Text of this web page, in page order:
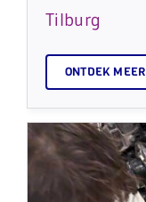
Tilburg
ONTDEK MEER